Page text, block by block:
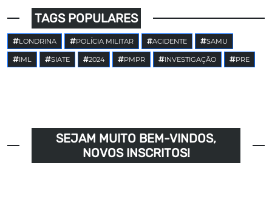
TAGS POPULARES
LONDRINA POLÍCIA MILITAR ACIDENTE SAMU
IML SIATE 2024 PMPR INVESTIGAÇÃO PRE
SEJAM MUITO BEM-VINDOS,
NOVOS INSCRITOS!